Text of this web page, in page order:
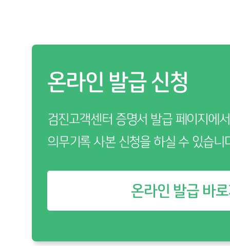
온라인 발급 신청
검진고객센터 증명서 발급 페이지에서
의무기록 사본 신청을 하실 수 있습니
온라인 발급 바